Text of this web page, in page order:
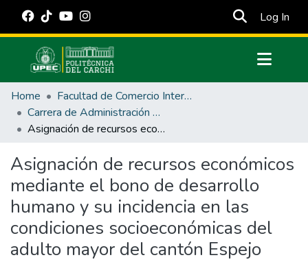
Log In
Communities & Collections
All of DSpace
Statistics
Estadísticas Externas
Manuales
Home
Facultad de Comercio Internacional, Integración, Administración y Economía Empresarial
Carrera de Administración Pública
Asignación de recursos económicos mediante el bono de desarrollo humano y su incidencia en las condiciones socioeconómicas del adulto mayor del cantón Espejo
Asignación de recursos económicos
mediante el bono de desarrollo
humano y su incidencia en las
condiciones socioeconómicas del
adulto mayor del cantón Espejo